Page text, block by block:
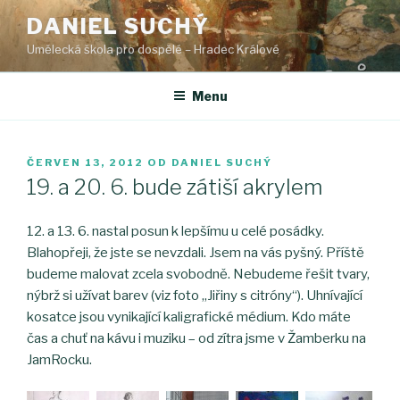
Přejít
obsahu
webu
DANIEL SUCHÝ
Umělecká škola pro dospělé – Hradec Králové
Menu
PUBLIKOVÁNO
ČERVEN 13, 2012 OD DANIEL SUCHÝ
19. a 20. 6. bude zátiší akrylem
12. a 13. 6. nastal posun k lepšímu u celé posádky.
Blahopřeji, že jste se nevzdali. Jsem na vás pyšný. Příště
budeme malovat zcela svobodně. Nebudeme řešit tvary,
nýbrž si užívat barev (viz foto „Jiřiny s citróny“). Uhnívající
kosatce jsou vynikající kaligrafické médium. Kdo máte
čas a chuť na kávu i muziku – od zítra jsme v Žamberku na
JamRocku.